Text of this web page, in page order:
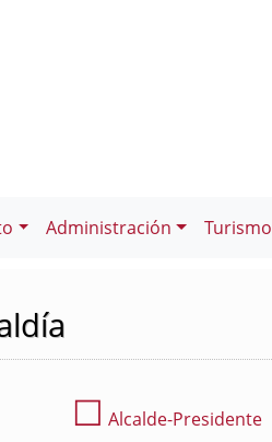
Administración Turismo
☐ Alcalde-Presidente